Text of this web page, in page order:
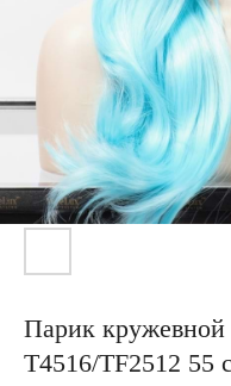
Парик
T4516/TF2512 55